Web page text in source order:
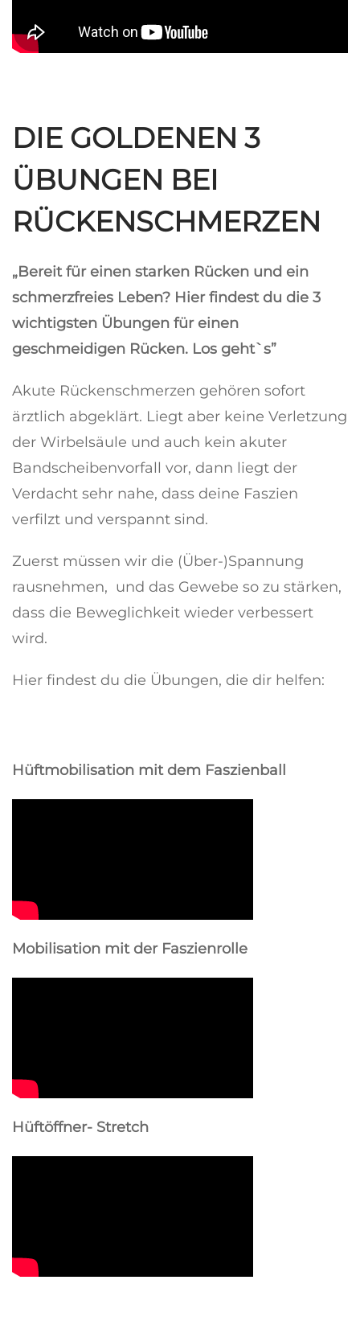
DIE GOLDENEN 3
ÜBUNGEN BEI
RÜCKENSCHMERZEN
„Bereit für einen starken Rücken und ein
schmerzfreies Leben? Hier findest du die 3
wichtigsten Übungen für einen
geschmeidigen Rücken. Los geht`s”
Akute Rückenschmerzen gehören sofort
ärztlich abgeklärt. Liegt aber keine Verletzung
der Wirbelsäule und auch kein akuter
Bandscheibenvorfall vor, dann liegt der
Verdacht sehr nahe, dass deine Faszien
verfilzt und verspannt sind.
Zuerst müssen wir die (Über-)Spannung
rausnehmen, und das Gewebe so zu stärken,
dass die Beweglichkeit wieder verbessert
wird.
Hier findest du die Übungen, die dir helfen:
Hüftmobilisation mit dem Faszienball
Mobilisation mit der Faszienrolle
Hüftöffner- Stretch